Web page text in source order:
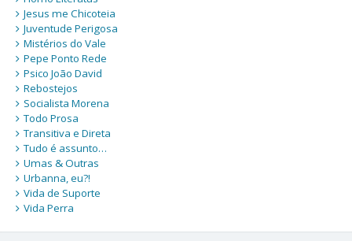
Jesus me Chicoteia
Juventude Perigosa
Mistérios do Vale
Pepe Ponto Rede
Psico João David
Rebostejos
Socialista Morena
Todo Prosa
Transitiva e Direta
Tudo é assunto…
Umas & Outras
Urbanna, eu?!
Vida de Suporte
Vida Perra